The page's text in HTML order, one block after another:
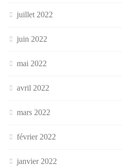
juillet 2022
juin 2022
mai 2022
avril 2022
mars 2022
février 2022
janvier 2022